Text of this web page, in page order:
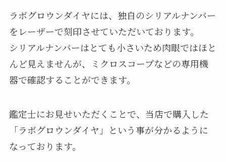
ラボグロウンダイヤには、独自のシリアルナンバー
をレーザーで刻印させていただいております。
シリアルナンバーはとても小さいため肉眼ではほと
んど見えませんが、ミクロスコープなどの専用機
器で確認することができます。
鑑定士にお見せいただくことで、当店で購入した
「ラボグロウンダイヤ」という事が分かるように
なっております。